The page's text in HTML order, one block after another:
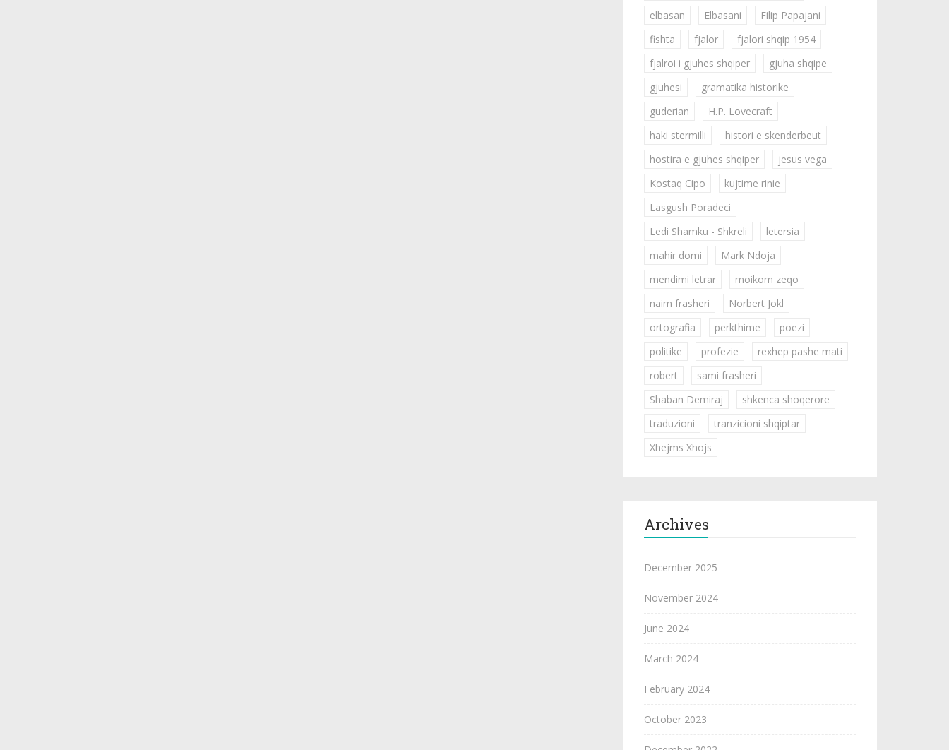
elbasan
Elbasani
Filip Papajani
fishta
fjalor
fjalori shqip 1954
fjalroi i gjuhes shqiper
gjuha shqipe
gjuhesi
gramatika historike
guderian
H.P. Lovecraft
haki stermilli
histori e skenderbeut
hostira e gjuhes shqiper
jesus vega
Kostaq Cipo
kujtime rinie
Lasgush Poradeci
Ledi Shamku - Shkreli
letersia
mahir domi
Mark Ndoja
mendimi letrar
moikom zeqo
naim frasheri
Norbert Jokl
ortografia
perkthime
poezi
politike
profezie
rexhep pashe mati
robert
sami frasheri
Shaban Demiraj
shkenca shoqerore
traduzioni
tranzicioni shqiptar
Xhejms Xhojs
Archives
December 2025
November 2024
June 2024
March 2024
February 2024
October 2023